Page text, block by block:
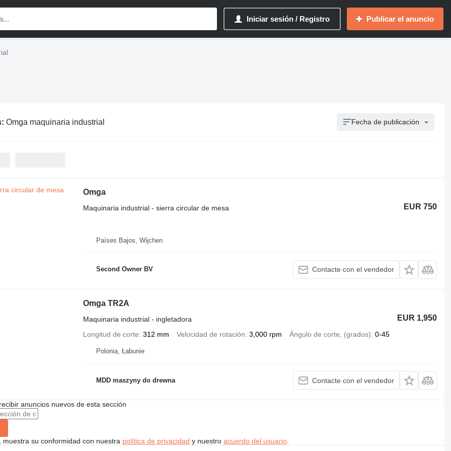
Iniciar sesión / Registro Publicar el anuncio
Omga maquinaria industrial Fecha de publicación
Omga
EUR 750
Maquinaria industrial - sierra circular de mesa
Países Bajos, Wijchen
Second Owner BV Contacte con el vendedor
Omga TR2A
EUR 1,950
Maquinaria industrial - ingletadora
Longitud de corte 312 mm Velocidad de rotación 3,000 rpm Ángulo de corte, (grados) 0-45
Polonia, Łabunie
MDD maszyny do drewna Contacte con el vendedor
anuncios nuevos de esta sección
muestra su conformidad con nuestra política de privacidad y nuestro acuerdo del usuario.